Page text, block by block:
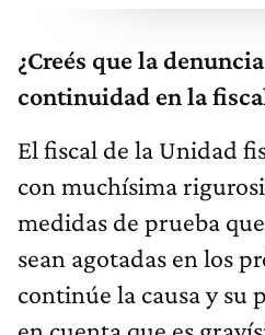
¿Creés que la
continuidad en la
El fiscal de la Unidad
con muchísima
medidas de prueba
sean agotadas en los
continúe la causa y su